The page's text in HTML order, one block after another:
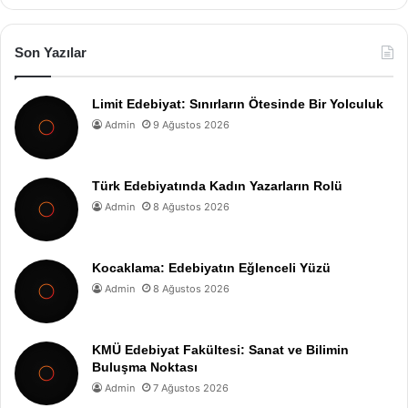
Son Yazılar
Limit Edebiyat: Sınırların Ötesinde Bir Yolculuk
Admin 9 Ağustos 2026
Türk Edebiyatında Kadın Yazarların Rolü
Admin 8 Ağustos 2026
Kocaklama: Edebiyatın Eğlenceli Yüzü
Admin 8 Ağustos 2026
KMÜ Edebiyat Fakültesi: Sanat ve Bilimin
Buluşma Noktası
Admin 7 Ağustos 2026